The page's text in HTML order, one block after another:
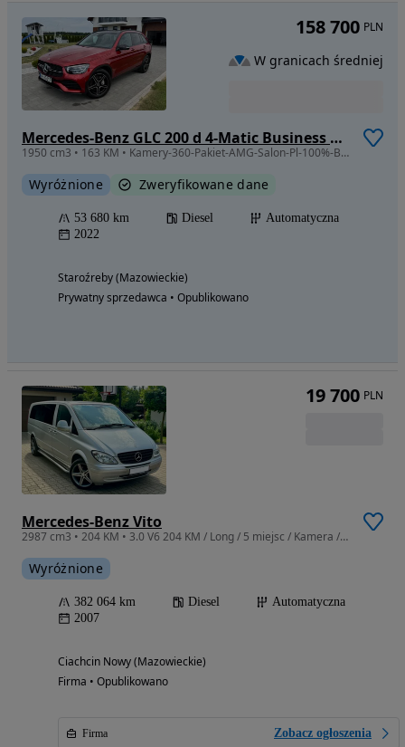
Mercedes-Benz GLC 200 d 4-Matic Business Edition
1950 cm3 • 163 KM • Kamery-360-Pakiet-AMG-Salon-Pl-100%-Bezwypadkowy
Wyróżnione Zweryfikowane dane
53 680 km Diesel
Automatyczna
2022
Staroźreby (Mazowieckie)
Prywatny sprzedawca • Opublikowano
158 700 PLN
W granicach średniej
Mercedes-Benz Vito
2987 cm3 • 204 KM • 3.0 V6 204 KM / Long / 5 miejsc / Kamera / Nawigacja /
Wyróżnione
382 064 km Diesel
Automatyczna
2007
Ciachcin Nowy (Mazowieckie)
Firma • Opublikowano
Firma Zobacz ogłoszenia
19 700 PLN